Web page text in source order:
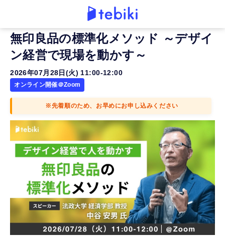
無印良品の標準化メソッド ～デザイ
ン経営で現場を動かす～
2026年07月28日(火) 11:00-12:00
オンライン開催＠Zoom
※先着順のため、お早めにお申し込みください